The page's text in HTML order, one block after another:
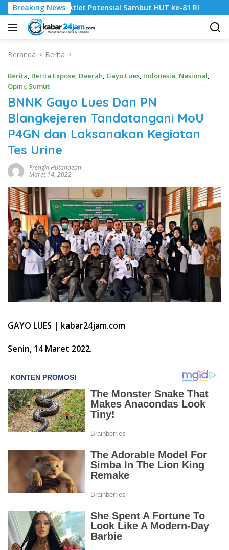
Langsung
ke
konten
Breaking News
Potensial Sambut HUT ke-81 RI Serapan Anggaran
Beranda Berita
Berita, Berita Expose, Daerah, Gayo Lues, Indonesia, Nasional,
Opini, Sumut
BNNK Gayo Lues Dan PN
Blangkejeren Tandatangani MoU
P4GN dan Laksanakan Kegiatan
Tes Urine
Frengki Hutahaean
Maret 14, 2022
GAYO LUES | kabar24jam.com
Senin, 14 Maret 2022.